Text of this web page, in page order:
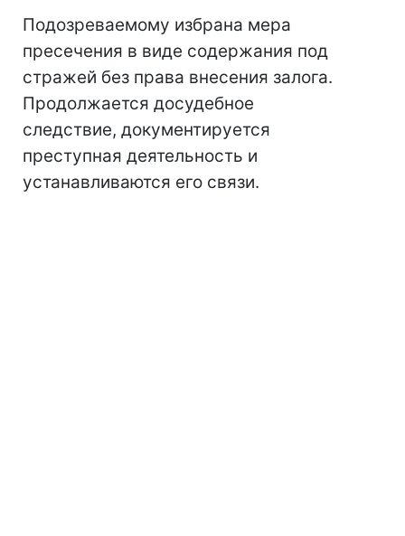
Подозреваемому избрана мера
пресечения в виде содержания под
стражей без права внесения залога.
Продолжается досудебное
следствие, документируется
преступная деятельность и
устанавливаются его связи.